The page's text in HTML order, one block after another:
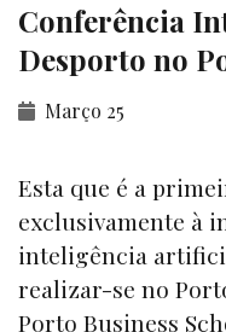
Conferência
Desporto no
Março 25
Esta que é a
exclusivamente à
inteligência
realizar-se no
Porto Business